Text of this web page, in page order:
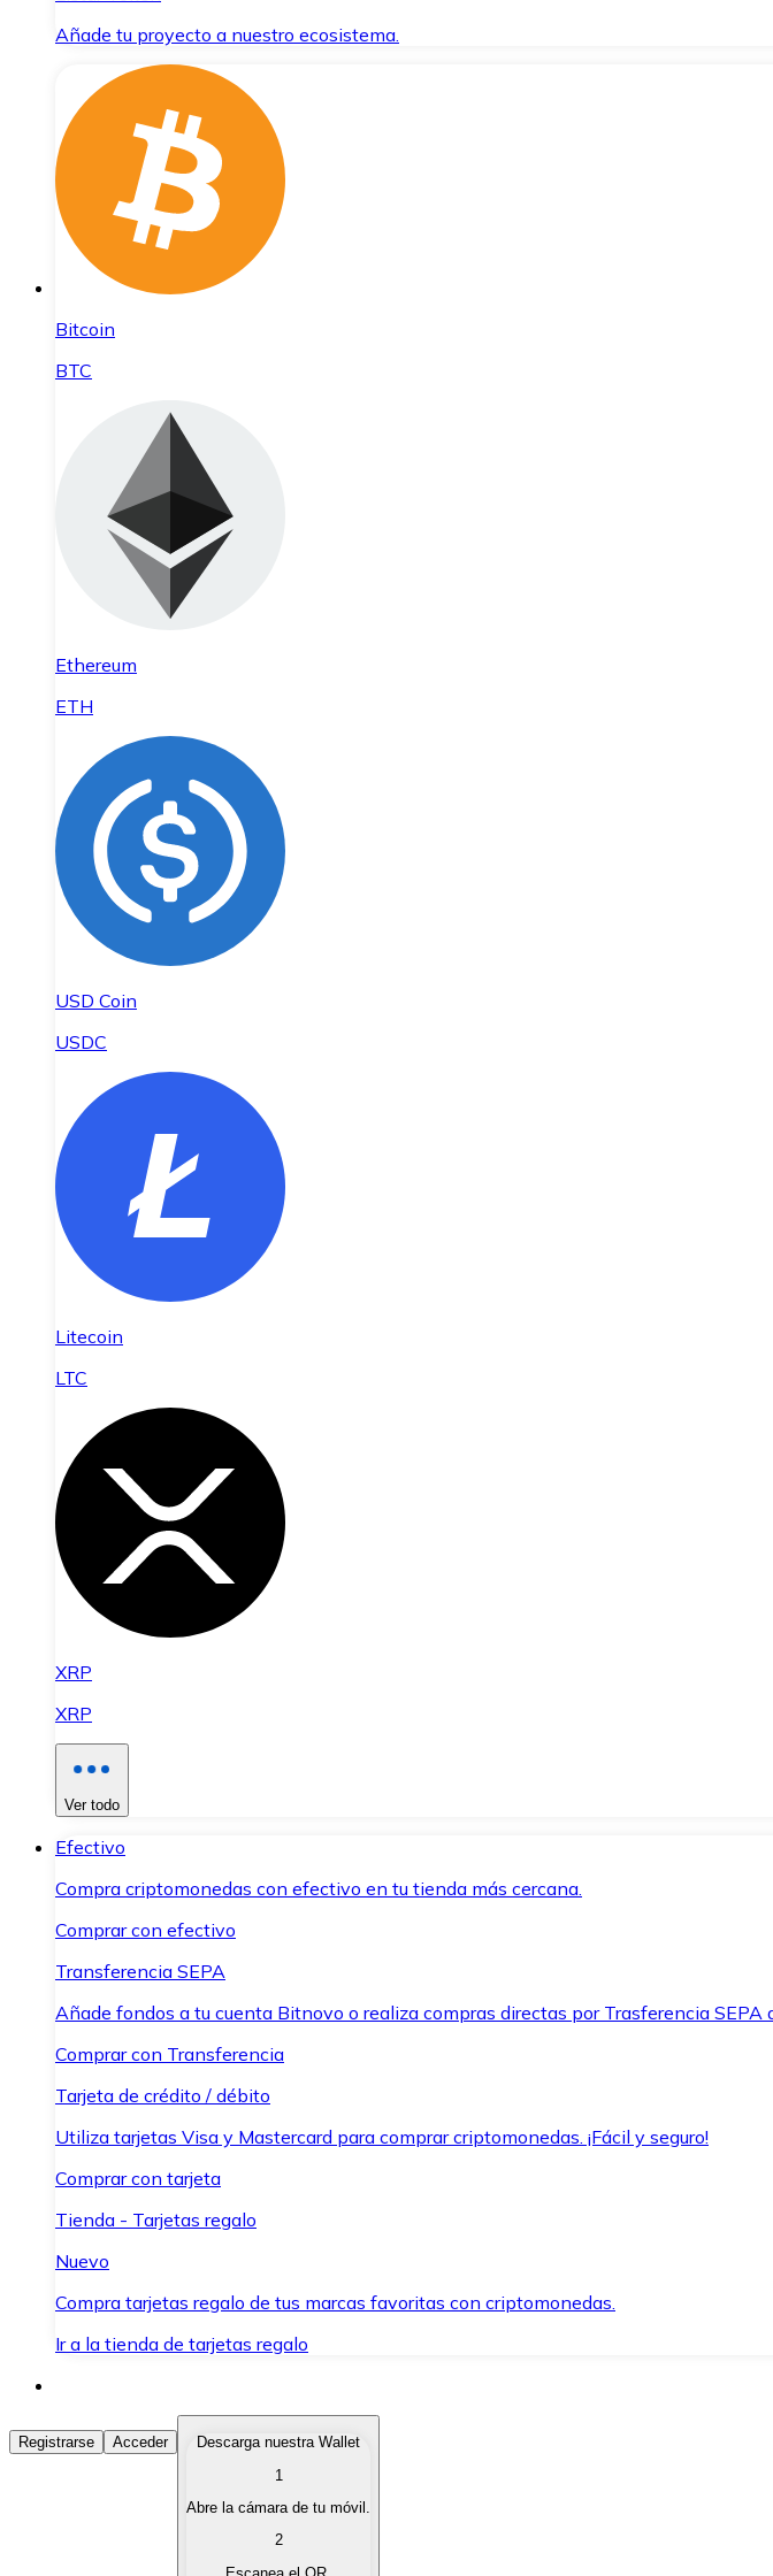
Añade tu proyecto a nuestro ecosistema.
Bitcoin
BTC
Ethereum
ETH
USD Coin
USDC
Litecoin
LTC
XRP
XRP
Ver todo
Efectivo
Compra criptomonedas con efectivo en tu tienda más cercana.
Comprar con efectivo
Transferencia SEPA
Añade fondos a tu cuenta Bitnovo o realiza compras directas por Trasferencia SEPA
Comprar con Transferencia
Tarjeta de crédito / débito
Utiliza tarjetas Visa y Mastercard para comprar criptomonedas. ¡Fácil y seguro!
Comprar con tarjeta
Tienda - Tarjetas regalo
Nuevo
Compra tarjetas regalo de tus marcas favoritas con criptomonedas.
Ir a la tienda de tarjetas regalo
Comprar Criptomonedas
Compra criptomonedas con diferentes métodos de pago.
Vende tus criptomonedas de forma rápida y segura.
Registrarse Acceder
Descarga nuestra Wallet
1
Abre la cámara de tu móvil.
2